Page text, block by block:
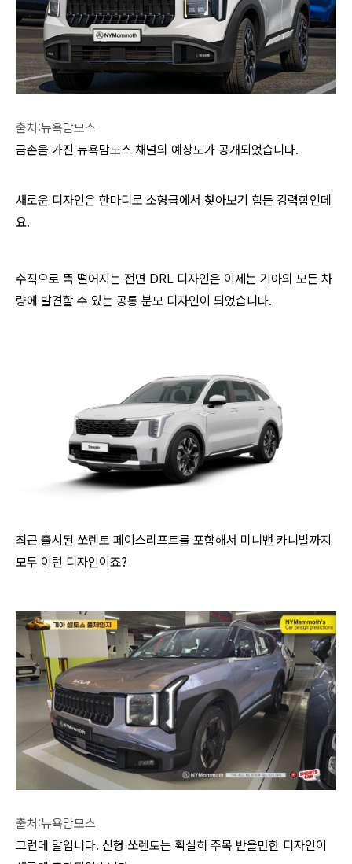
출처:뉴욕맘모스
금손을 가진 뉴욕맘모스 채널의 예상도가 공개되었습니다.
새로운 디자인은 한마디로 소형급에서 찾아보기 힘든 강력함인데
요.
수직으로 뚝 떨어지는 전면 DRL 디자인은 이제는 기아의 모든 차
량에 발견할 수 있는 공통 분모 디자인이 되었습니다.
최근 출시된 쏘렌토 페이스리프트를 포함해서 미니밴 카니발까지
모두 이런 디자인이죠?
출처:뉴욕맘모스
그런데 말입니다. 신형 쏘렌토는 확실히 주목 받을만한 디자인이